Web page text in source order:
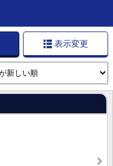
表示変更